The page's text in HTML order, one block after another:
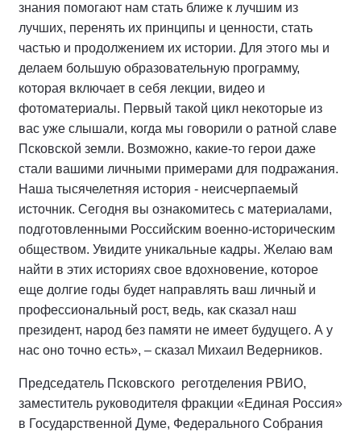
знания помогают нам стать ближе к лучшим из
лучших, перенять их принципы и ценности, стать
частью и продолжением их истории. Для этого мы и
делаем большую образовательную программу,
которая включает в себя лекции, видео и
фотоматериалы. Первый такой цикл некоторые из
вас уже слышали, когда мы говорили о ратной славе
Псковской земли. Возможно, какие-то герои даже
стали вашими личными примерами для подражания.
Наша тысячелетняя история - неисчерпаемый
источник. Сегодня вы ознакомитесь с материалами,
подготовленными Российским военно-историческим
обществом. Увидите уникальные кадры. Желаю вам
найти в этих историях свое вдохновение, которое
еще долгие годы будет направлять ваш личный и
профессиональный рост, ведь, как сказал наш
президент, народ без памяти не имеет будущего. А у
нас оно точно есть», – сказал Михаил Ведерников.
Председатель Псковского реготделения РВИО,
заместитель руководителя фракции «Единая Россия»
в Государственной Думе, Федерального Собрания